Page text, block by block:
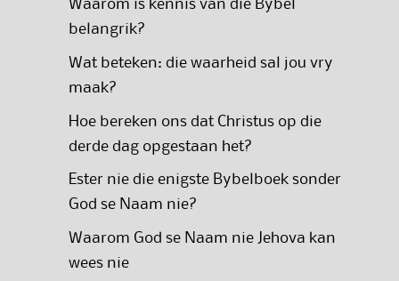
Waarom is kennis van die Bybel
belangrik?
Wat beteken: die waarheid sal jou vry
maak?
Hoe bereken ons dat Christus op die
derde dag opgestaan het?
Ester nie die enigste Bybelboek sonder
God se Naam nie?
Waarom God se Naam nie Jehova kan
wees nie